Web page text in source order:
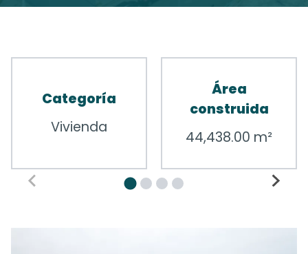
Categoría
Vivienda
Área
construida
44,438.00 m²